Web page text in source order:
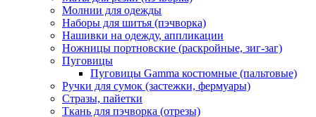
Молнии для одежды
Наборы для шитья (пэчворка)
Нашивки на одежду, аппликации
Ножницы портновские (раскройные, зиг-заг)
Пуговицы
Пуговицы Gamma костюмные (пальтовые)
Ручки для сумок (застежки, фермуары)
Стразы, пайетки
Ткань для пэчворка (отрезы)